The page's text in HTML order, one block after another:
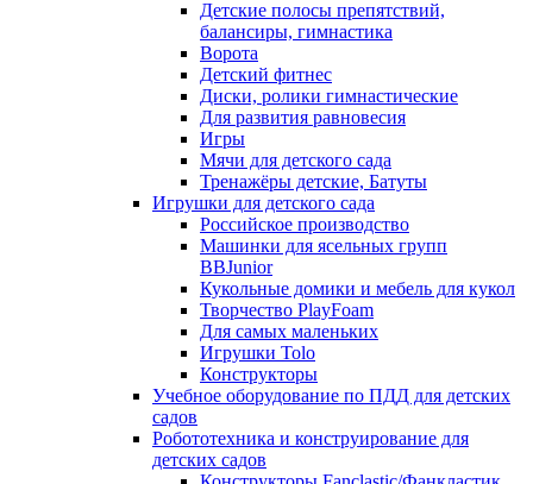
Детские полосы препятствий,
балансиры, гимнастика
Ворота
Детский фитнес
Диски, ролики гимнастические
Для развития равновесия
Игры
Мячи для детского сада
Тренажёры детские, Батуты
Игрушки для детского сада
Российское производство
Машинки для ясельных групп
BBJunior
Кукольные домики и мебель для кукол
Творчество PlayFoam
Для самых маленьких
Игрушки Tolo
Конструкторы
Учебное оборудование по ПДД для детских
садов
Робототехника и конструирование для
детских садов